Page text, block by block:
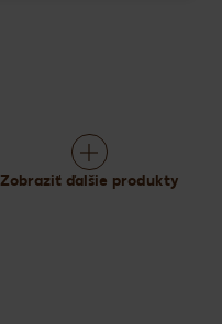
Zobraziť ďalšie produkty